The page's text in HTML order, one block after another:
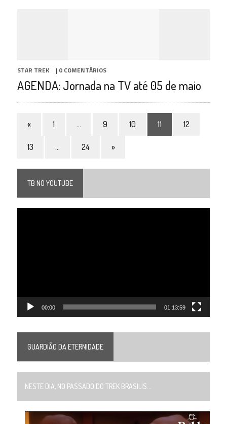
STAR TREK | 0 COMENTÁRIOS
AGENDA: Jornada na TV até 05 de maio
« 1 … 9 10 11 12
13 … 24 »
TB NO YOUTUBE
00:00 01:13:59
GUARDIÃO DA ETERNIDADE
NESTE DIA, NO PASSADO DO TREK BRASILIS...